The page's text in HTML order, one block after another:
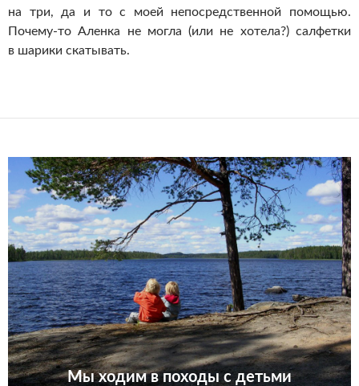
на три, да и то с моей непосредственной помощью.
Почему-то Аленка не могла (или не хотела?) салфетки
в шарики скатывать.
Мы ходим в походы с детьми